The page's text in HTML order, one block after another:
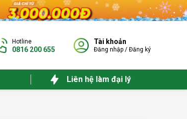
Hotline
0816 200 655
Tài khoản
Đăng nhập / Đăng ký
Liên hệ làm đại lý